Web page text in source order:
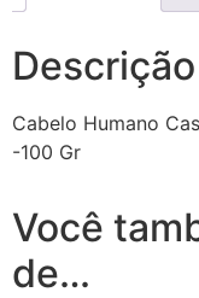
Descrição
Cabelo Humano
-100 Gr
Você
de…